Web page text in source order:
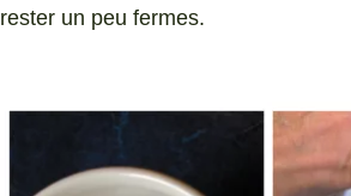
rester un peu fermes.